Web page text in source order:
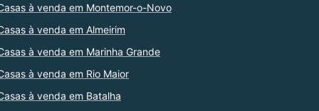
à venda em Montemor-o-Novo
à venda em Almeirim
à venda em Marinha Grande
à venda em Rio Maior
à venda em Batalha